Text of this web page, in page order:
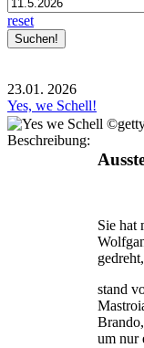
reset
23.01. 2026
Yes, we Schell!
Beschreibung:
Sie hat
gedreht,
stand
um nur